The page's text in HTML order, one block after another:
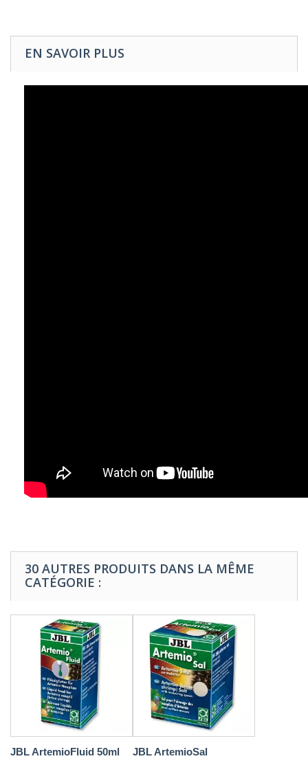
EN SAVOIR PLUS
30 AUTRES PRODUITS DANS LA MÊME
CATÉGORIE :
JBL ArtemioFluid 50ml JBL ArtemioSal